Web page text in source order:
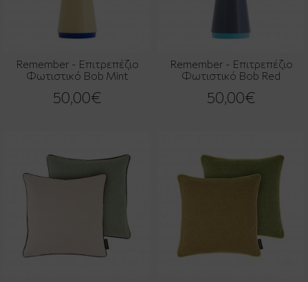
Remember - Επιτρεπέζιο
Φωτιστικό Bob Mint
50,00€
Remember - Επιτρεπέζιο
Φωτιστικό Bob Red
50,00€